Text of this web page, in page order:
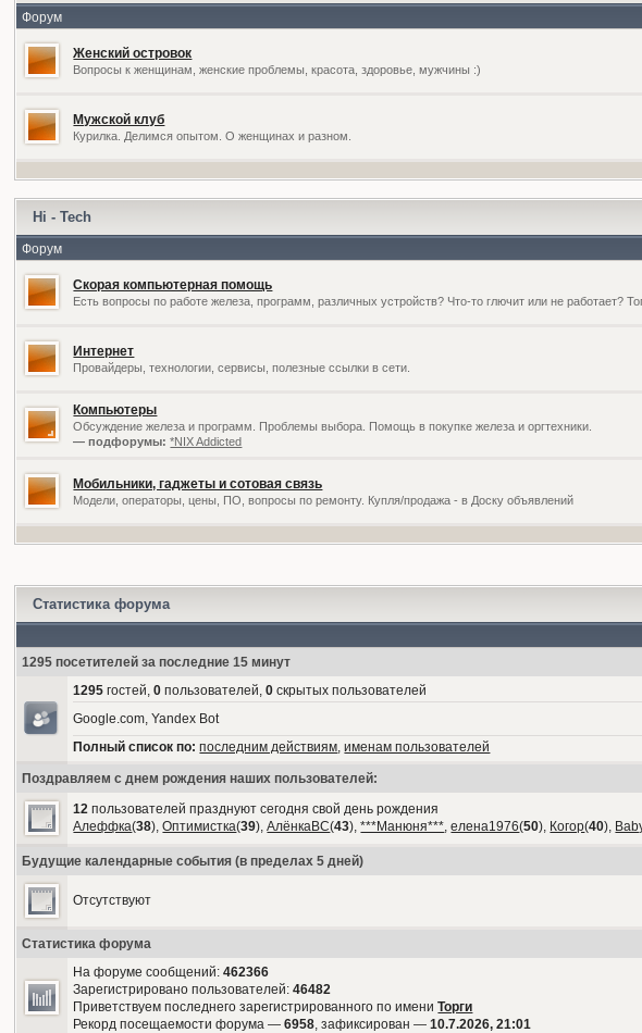
Форум
Женский островок
Вопросы к женщинам, женские проблемы, красота, здоровье, мужчины :)
Мужской клуб
Курилка. Делимся опытом. О женщинах и разном.
Hi - Tech
Форум
Скорая компьютерная помощь
Есть вопросы по работе железа, программ, различных устройств? Что-то глючит или не работает?
Интернет
Провайдеры, технологии, сервисы, полезные ссылки в сети.
Компьютеры
Обсуждение железа и программ. Проблемы выбора. Помощь в покупке железа и оргтехники.
— подфорумы: *NIX Addicted
Мобильники, гаджеты и сотовая связь
Модели, операторы, цены, ПО, вопросы по ремонту. Купля/продажа - в Доску объявлений
Статистика форума
1295 посетителей за последние 15 минут
1295 гостей,0 пользователей,0 скрытых пользователей
Google.com, Yandex Bot
Полный список по: последним действиям,именам пользователей
Поздравляем с днем рождения наших пользователей:
12 пользователей празднуют сегодня свой день рождения
Алеффка(38),Оптимистка(39),АлёнкаВС(43),***Манюня***,елена1976(50), Когор(40),
Будущие календарные события (в пределах 5 дней)
Отсутствуют
Статистика форума
На форуме сообщений:462366
Зарегистрировано пользователей:46482
Приветствуем последнего зарегистрированного по имениТорги
Рекорд посещаемости форума —6958, зафиксирован —10.7.2026, 21:01